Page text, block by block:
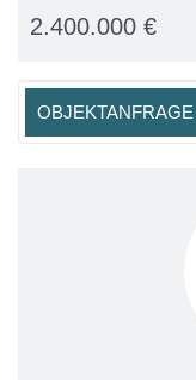
2.400.000 €
OBJEKTANFRAGE